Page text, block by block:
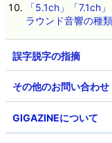
「5.1ch」「7.1ch
ラウンド音響の種
その他のお問い合わせ
GIGAZINEについて